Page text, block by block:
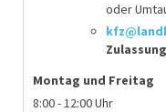
oder
Montag und Freitag
8:00 - 12:00 Uhr